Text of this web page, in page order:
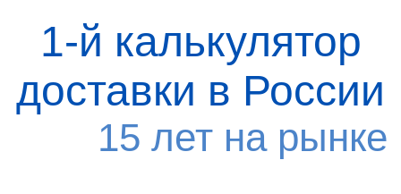
1-й калькулятор
доставки в России
15 лет на рынке